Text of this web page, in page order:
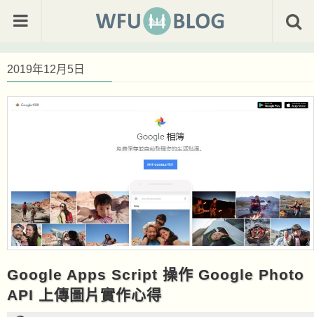
2019年12月5日
Google Apps Script 操作 Google Photo
API 上傳圖片實作心得